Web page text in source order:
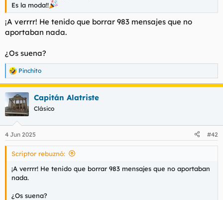
Es la moda!!
¡A verrrr! He tenido que borrar 983 mensajes que no
aportaban nada.
¿Os suena?
R
e
c
c
i
e
s
Pinchito
Capitán Alatriste
Clásico
4 Jun 2025 #42
Scriptor rebuznó:
¡A verrrr! He tenido que borrar 983 mensajes que no aportaban
nada.
¿Os suena?